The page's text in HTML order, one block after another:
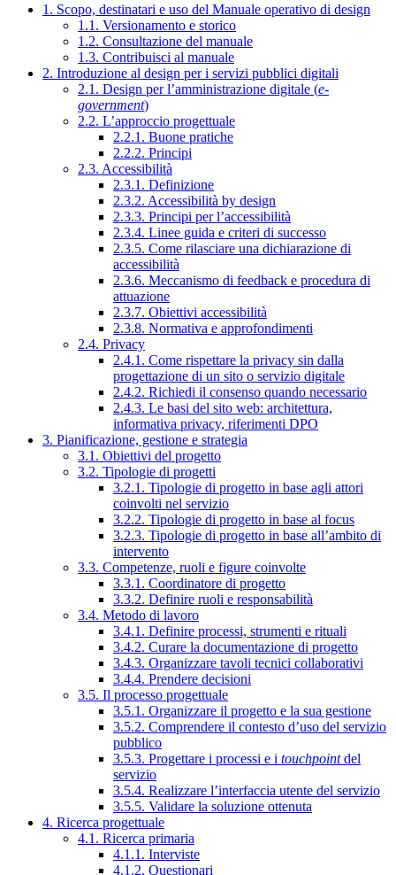
1. Scopo, destinatari e uso del Manuale operativo di design
1.1. Versionamento e storico
1.2. Consultazione del manuale
1.3. Contribuisci al manuale
2. Introduzione al design per i servizi pubblici digitali
2.1. Design per l’amministrazione digitale (e-
government)
2.2. L’approccio progettuale
2.2.1. Buone pratiche
2.2.2. Principi
2.3. Accessibilità
2.3.1. Definizione
2.3.2. Accessibilità by design
2.3.3. Principi per l’accessibilità
2.3.4. Linee guida e criteri di successo
2.3.5. Come rilasciare una dichiarazione di
accessibilità
2.3.6. Meccanismo di feedback e procedura di
attuazione
2.3.7. Obiettivi accessibilità
2.3.8. Normativa e approfondimenti
2.4. Privacy
2.4.1. Come rispettare la privacy sin dalla
progettazione di un sito o servizio digitale
2.4.2. Richiedi il consenso quando necessario
2.4.3. Le basi del sito web: architettura,
informativa privacy, riferimenti DPO
3. Pianificazione, gestione e strategia
3.1. Obiettivi del progetto
3.2. Tipologie di progetti
3.2.1. Tipologie di progetto in base agli attori
coinvolti nel servizio
3.2.2. Tipologie di progetto in base al focus
3.2.3. Tipologie di progetto in base all’ambito di
intervento
3.3. Competenze, ruoli e figure coinvolte
3.3.1. Coordinatore di progetto
3.3.2. Definire ruoli e responsabilità
3.4. Metodo di lavoro
3.4.1. Definire processi, strumenti e rituali
3.4.2. Curare la documentazione di progetto
3.4.3. Organizzare tavoli tecnici collaborativi
3.4.4. Prendere decisioni
3.5. Il processo progettuale
3.5.1. Organizzare il progetto e la sua gestione
3.5.2. Comprendere il contesto d’uso del servizio
pubblico
3.5.3. Progettare i processi e i touchpointdel
servizio
3.5.4. Realizzare l’interfaccia utente del servizio
3.5.5. Validare la soluzione ottenuta
4. Ricerca progettuale
4.1. Ricerca primaria
4.1.1. Interviste
4.1.2. Questionari